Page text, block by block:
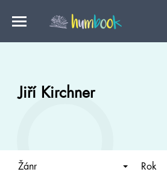
Jiří Kirchner
Žánr Rok